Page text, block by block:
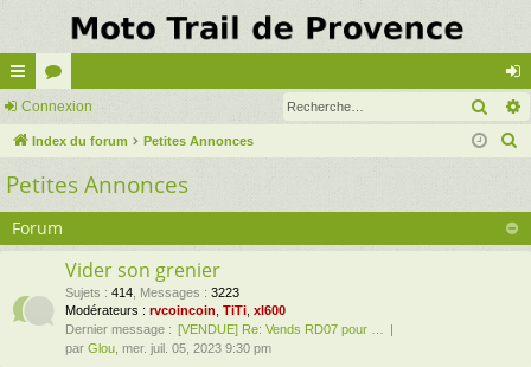
cc
ès
ra
pi
de
or
u
m
s
on
ne
on
Connexion
Index du forum Petites Annonces
e
Petites Annonces
Forum
Vider son grenier
Sujets : 414 Messages : 3223
Modérateurs : rvcoincoin TiTi xl600
Dernier message : [VENDUE] Re: Vends RD07 pour …
par Glou , mer. juil. 05, 2023 9:30 pm